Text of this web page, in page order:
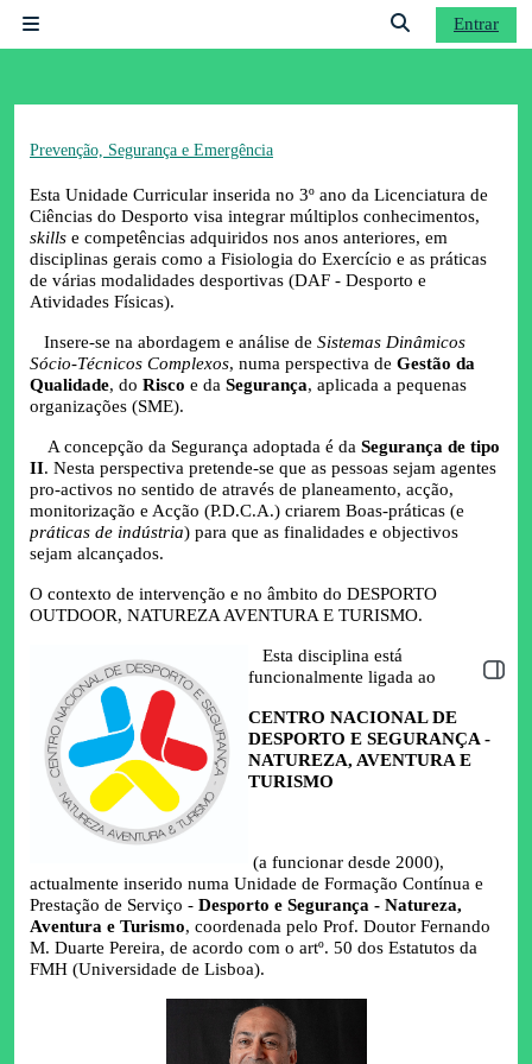
Alternar a
Entrar
Abrir
Prevenção, Segurança e Emergência
Esta Unidade Curricular inserida no 3º ano da Licenciatura de
Ciências do Desporto visa integrar múltiplos conhecimentos,
skills e competências adquiridos nos anos anteriores, em
disciplinas gerais como a Fisiologia do Exercício e as práticas
de várias modalidades desportivas (DAF - Desporto e
Atividades Físicas).
Insere-se na abordagem e análise de Sistemas Dinâmicos
Sócio-Técnicos Complexos, numa perspectiva de Gestão da
Qualidade, do Risco e da Segurança, aplicada a pequenas
organizações (SME).
A concepção da Segurança adoptada é da Segurança de tipo
II. Nesta perspectiva pretende-se que as pessoas sejam agentes
pro-activos no sentido de através de planeamento, acção,
monitorização e Acção (P.D.C.A.) criarem Boas-práticas (e
práticas de indústria) para que as finalidades e objectivos
sejam alcançados.
O contexto de intervenção e no âmbito do DESPORTO
OUTDOOR, NATUREZA AVENTURA E TURISMO.
Esta disciplina está
funcionalmente ligada ao
CENTRO NACIONAL DE
DESPORTO E SEGURANÇA -
NATUREZA, AVENTURA E
TURISMO
(a funcionar desde 2000),
actualmente inserido numa Unidade de Formação Contínua e
Prestação de Serviço - Desporto e Segurança - Natureza,
Aventura e Turismo, coordenada pelo Prof. Doutor Fernando
M. Duarte Pereira, de acordo com o artº. 50 dos Estatutos da
FMH (Universidade de Lisboa).